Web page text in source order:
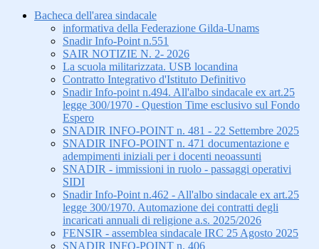
Bacheca dell'area sindacale
informativa della Federazione Gilda-Unams
Snadir Info-Point n.551
SAIR NOTIZIE N. 2- 2026
La scuola militarizzata. USB locandina
Contratto Integrativo d'Istituto Definitivo
Snadir Info-point n.494. All'albo sindacale ex art.25
legge 300/1970 - Question Time esclusivo sul Fondo
Espero
SNADIR INFO-POINT n. 481 - 22 Settembre 2025
SNADIR INFO-POINT n. 471 documentazione e
adempimenti iniziali per i docenti neoassunti
SNADIR - immissioni in ruolo - passaggi operativi
SIDI
Snadir Info-Point n.462 - All'albo sindacale ex art.25
legge 300/1970. Automazione dei contratti degli
incaricati annuali di religione a.s. 2025/2026
FENSIR - assemblea sindacale IRC 25 Agosto 2025
SNADIR INFO-POINT n. 406